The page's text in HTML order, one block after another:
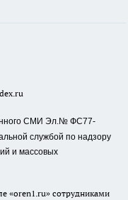
СМИ Эл.№ ФС77-
службой по надзору
и массовых
«oren1.ru» сотрудниками